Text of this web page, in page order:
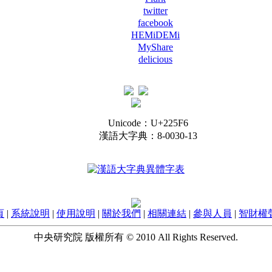
twitter
facebook
HEMiDEMi
MyShare
delicious
Unicode：U+225F6
漢語大字典：8-0030-13
| 系統說明 | 使用說明 | 關於我們 | 相關連結 | 參與人員 | 智財權
中央研究院 版權所有 © 2010 All Rights Reserved.